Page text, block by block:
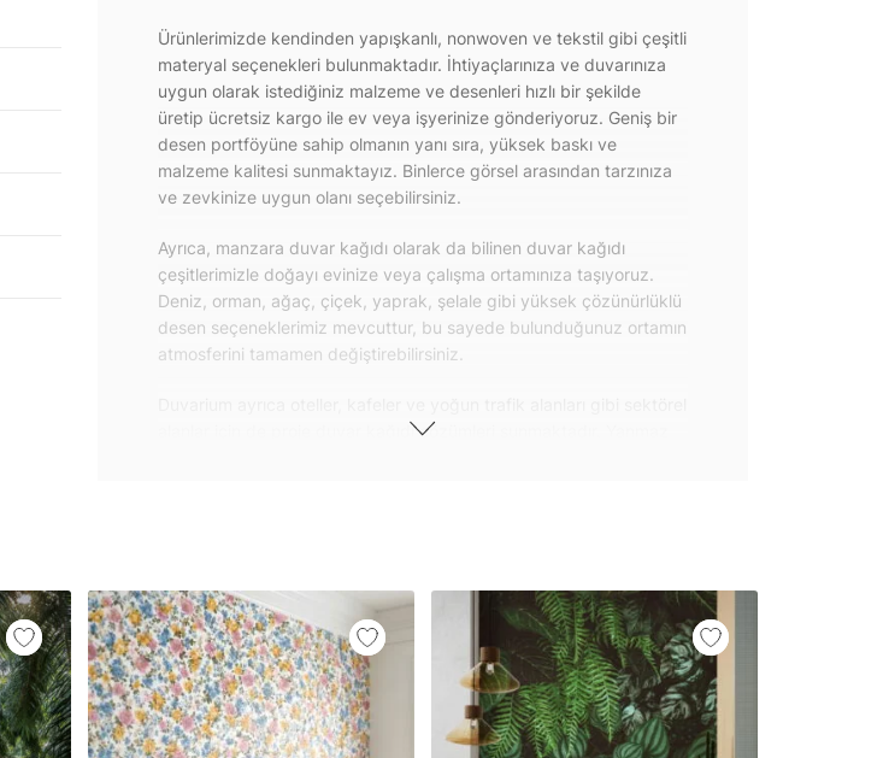
Ürünlerimizde kendinden yapışkanlı, nonwoven ve tekstil gibi çeşitli
materyal seçenekleri bulunmaktadır. İhtiyaçlarınıza ve duvarınıza
uygun olarak istediğiniz malzeme ve desenleri hızlı bir şekilde
üretip ücretsiz kargo ile ev veya işyerinize gönderiyoruz. Geniş bir
desen portföyüne sahip olmanın yanı sıra, yüksek baskı ve
malzeme kalitesi sunmaktayız. Binlerce görsel arasından tarzınıza
ve zevkinize uygun olanı seçebilirsiniz.
Ayrıca, manzara duvar kağıdı olarak da bilinen duvar kağıdı
çeşitlerimizle doğayı evinize veya çalışma ortamınıza taşıyoruz.
Deniz, orman, ağaç, çiçek, yaprak, şelale gibi yüksek çözünürlüklü
desen seçeneklerimiz mevcuttur, bu sayede bulunduğunuz ortamın
atmosferini tamamen değiştirebilirsiniz.
alanlar için de proje duvar kağıdı çözümleri sunmaktadır. Yanmaz
yapışkanlı folyolarımız da geniş kullanım amacına sahiptir. Bu
folyolar sayesinde masa, çekmece, dolap kapakları gibi
mobilyalarınıza ilk günkü gibi yeni bir görünüm kazandırabilirsiniz.
Yüzeyi düz olan cam dahil her türlü yüzeye yapışabilen ve suya
dayanıklı yapışkanlı folyo modellerimizi ilgili kategoride
bulabilirsiniz.